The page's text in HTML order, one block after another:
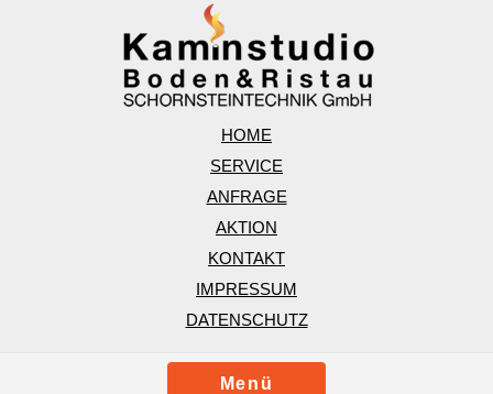
HOME
SERVICE
ANFRAGE
AKTION
KONTAKT
IMPRESSUM
DATENSCHUTZ
Menü